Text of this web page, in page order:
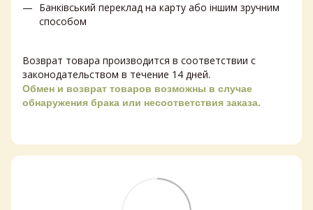
Банківський переклад на карту або іншим зручним
способом
Возврат товара производится в соответствии с
законодательством в течение 14 дней.
Обмен и возврат товаров возможны в случае
обнаружения брака или несоответствия заказа.